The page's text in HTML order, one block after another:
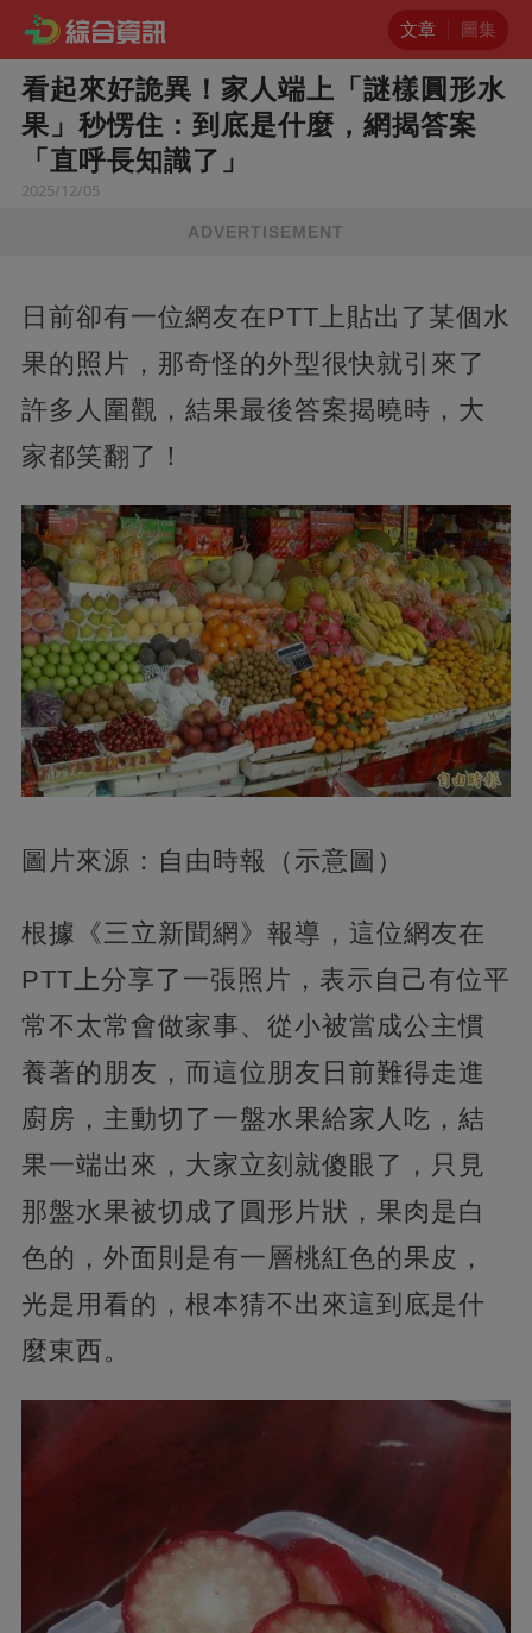
文章 圖集
看起來好詭異！家人端上「謎樣圓形水
果」秒愣住：到底是什麼，網揭答案
「直呼長知識了」
2025/12/05
ADVERTISEMENT
日前卻有一位網友在PTT上貼出了某個水
果的照片，那奇怪的外型很快就引來了
許多人圍觀，結果最後答案揭曉時，大
家都笑翻了！
圖片來源：自由時報（示意圖）
根據《三立新聞網》報導，這位網友在
PTT上分享了一張照片，表示自己有位平
常不太常會做家事、從小被當成公主慣
養著的朋友，而這位朋友日前難得走進
廚房，主動切了一盤水果給家人吃，結
果一端出來，大家立刻就傻眼了，只見
那盤水果被切成了圓形片狀，果肉是白
色的，外面則是有一層桃紅色的果皮，
光是用看的，根本猜不出來這到底是什
麼東西。